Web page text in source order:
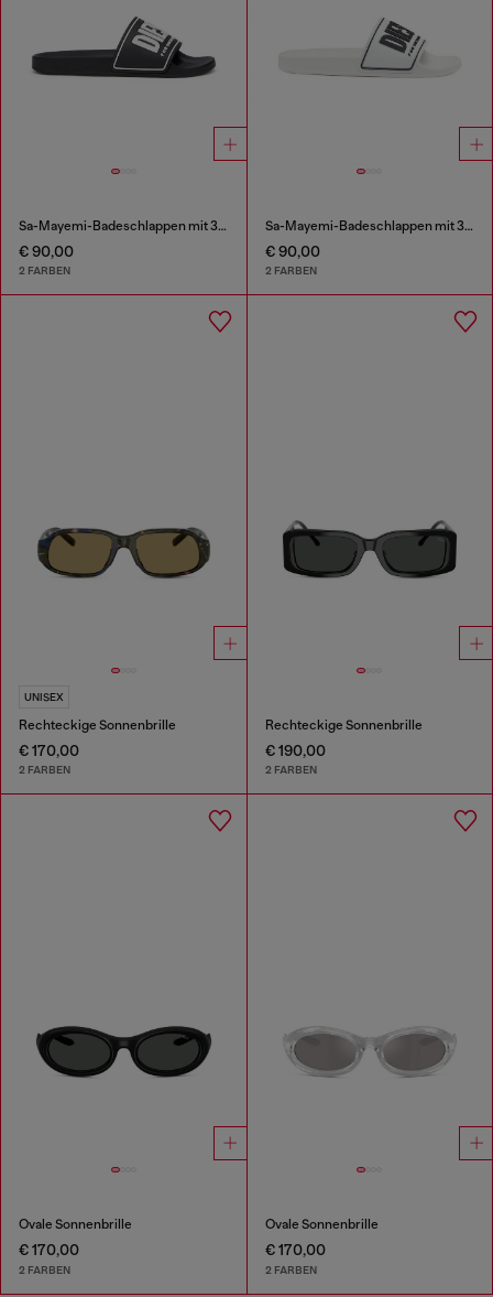
Sa-Mayemi-Badeschlappen mit 3D-Logo
€ 90,00
2 FARBEN
Sa-Mayemi-Badeschlappen mit 3D-Logo
€ 90,00
2 FARBEN
UNISEX
Rechteckige Sonnenbrille
€ 170,00
2 FARBEN
Rechteckige Sonnenbrille
€ 190,00
2 FARBEN
Ovale Sonnenbrille
€ 170,00
2 FARBEN
Ovale Sonnenbrille
€ 170,00
2 FARBEN